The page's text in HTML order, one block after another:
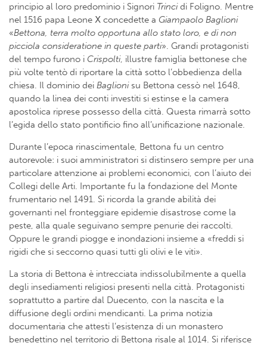
principio al loro predominio i Signori Trincidi Foligno. Mentre
nel 1516 papa Leone Ⅹ concedette a Giampaolo Baglioni
«Bettona, terra molto opportuna allo stato loro, e di non
picciola consideratione in queste parti». Grandi protagonisti
del tempo furono i Crispolti, illustre famiglia bettonese che
più volte tentò di riportare la città sotto l’obbedienza della
chiesa. Il dominio dei Baglionisu Bettona cessò nel 1648,
quando la linea dei conti investiti si estinse e la camera
apostolica riprese possesso della città. Questa rimarrà sotto
l’egida dello stato pontificio fino all’unificazione nazionale.
Durante l’epoca rinascimentale, Bettona fu un centro
autorevole: i suoi amministratori si distinsero sempre per una
particolare attenzione ai problemi economici, con l’aiuto dei
Collegi delle Arti. Importante fu la fondazione del Monte
frumentario nel 1491. Si ricorda la grande abilità dei
governanti nel fronteggiare epidemie disastrose come la
peste, alla quale seguivano sempre penurie dei raccolti.
Oppure le grandi piogge e inondazioni insieme a «freddi si
rigidi che si seccorno quasi tutti gli olivi e le viti».
La storia di Bettona è intrecciata indissolubilmente a quella
degli insediamenti religiosi presenti nella città. Protagonisti
soprattutto a partire dal Duecento, con la nascita e la
diffusione degli ordini mendicanti. La prima notizia
documentaria che attesti l’esistenza di un monastero
benedettino nel territorio di Bettona risale al 1014. Si riferisce